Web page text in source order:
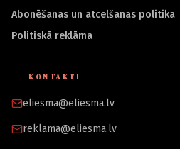
Abonēšanas un atcelšanas politika
Politiskā reklāma
KONTAKTI
eliesma@eliesma.lv
reklama@eliesma.lv